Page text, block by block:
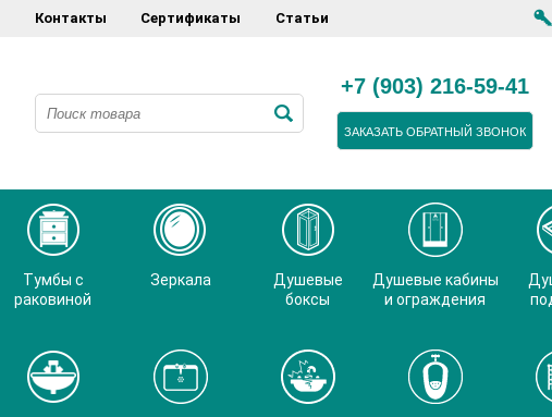
Контакты Сертификаты Статьи
+7 (903) 216-59-41
ЗАКАЗАТЬ ОБРАТНЫЙ ЗВОНОК
Тумбы с
раковиной
Зеркала
Душевые
боксы
Душевые кабины
и ограждения